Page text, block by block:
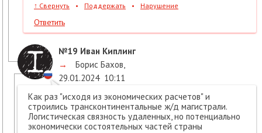
↑ Свернуть • Поддержать • Нарушение
Ответить
№19 Иван Киплинг
→
Борис Бахов
29.01.2024 10:11
Как раз "исходя из экономических расчетов" и
строились трансконтинентальные ж/д магистрали.
Логистическая связность удаленных, но потенциально
экономически состоятельных частей страны